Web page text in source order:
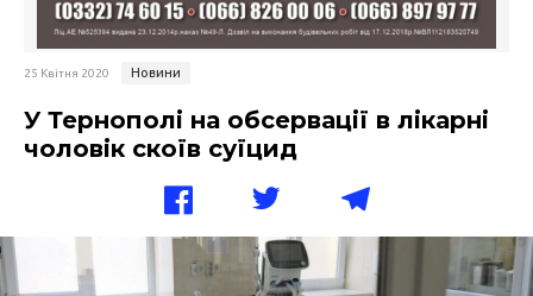
25 Квітня 2020 Новини
У Тернополі на обсервації в лікарні
чоловік скоїв суїцид